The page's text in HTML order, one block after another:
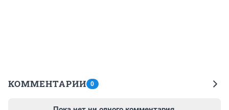
КОММЕНТАРИИ 0